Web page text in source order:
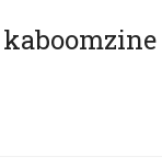
kaboomzine